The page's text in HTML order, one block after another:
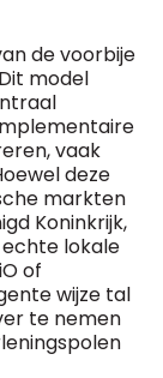
de voorbije
model
vaak
deze
markten
Koninkrijk,
lokale
of
wijze tal
te nemen